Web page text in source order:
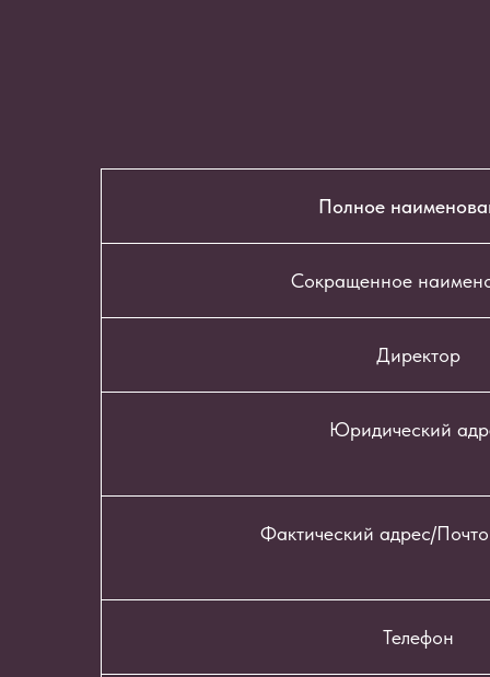
Полное
Сокращенное
Директор
Юридический
Фактический адрес/
Телефон